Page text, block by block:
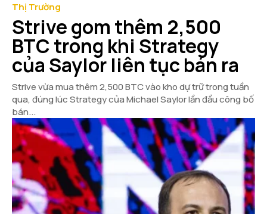
Thị Trường
Strive gom thêm 2,500
BTC trong khi Strategy
của Saylor liên tục bán ra
Strive vừa mua thêm 2,500 BTC vào kho dự trữ trong tuần
qua, đúng lúc Strategy của Michael Saylor lần đầu công bố
bán...